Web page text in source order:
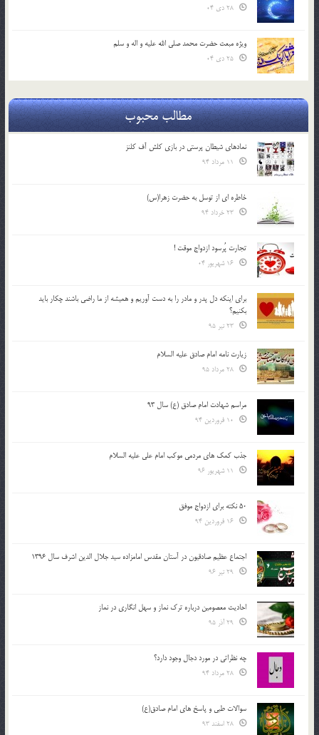
ویژه مبعث حضرت محمد صلی الله علیه و اله و سلم
مطالب محبوب
نمادهای شیطان پرستی در بازی کلش آف کلنز
خاطره ای از توسل به حضرت زهرا(س)
تجارت پُرسود ازدواج موقت !
براي اينكه دل پدر و مادر را به دست آوريم و هميشه از ما راضي باشند چكار بايد
بكنيم؟
زیارت نامه امام صادق علیه السلام
مراسم شهادت امام صادق (ع) سال 93
جذب کمک های مردمی موکب امام علی علیه السلام
50 نکته برای ازدواج موفق
اجتماع عظیم صادقیون در آستان مقدس امامزاده سید جلال الدین اشرف سال 1396
احادیث معصومین درباره ترک نماز و سهل انگاری در نماز
چه نظراتی در مورد دجال وجود دارد؟
سوالات طبی و پاسخ های امام صادق(ع)